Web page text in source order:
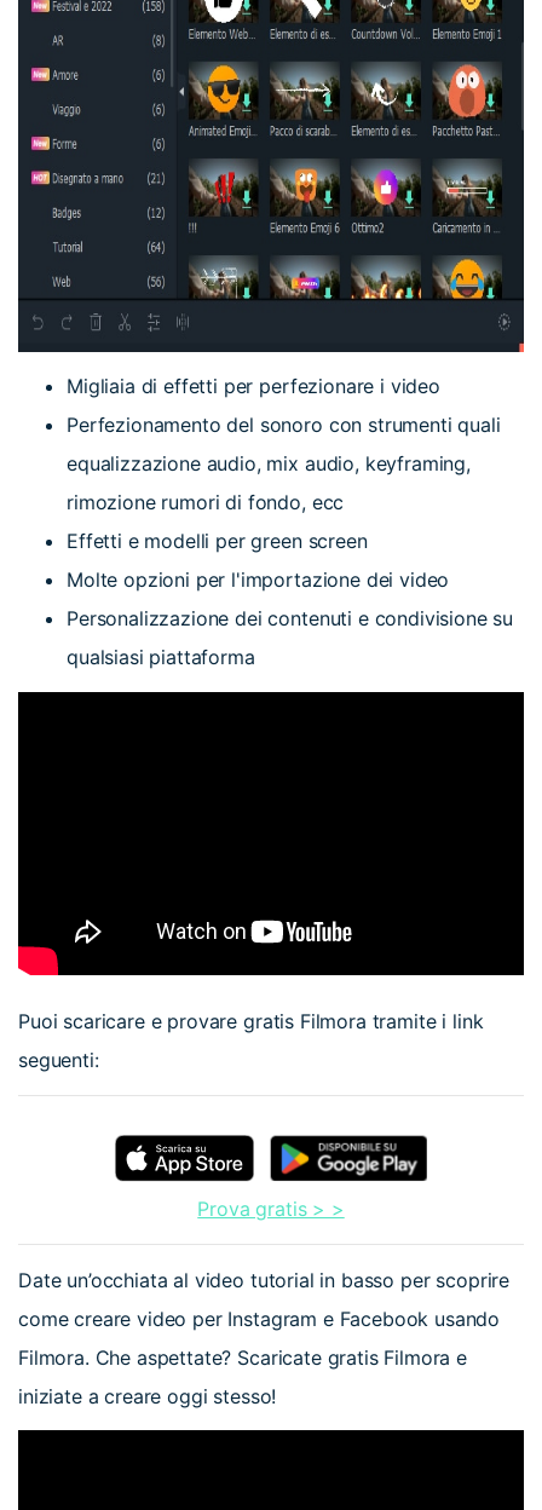
Migliaia di effetti per perfezionare i video
Perfezionamento del sonoro con strumenti quali
equalizzazione audio, mix audio, keyframing,
rimozione rumori di fondo, ecc
Effetti e modelli per green screen
Molte opzioni per l'importazione dei video
Personalizzazione dei contenuti e condivisione su
qualsiasi piattaforma
Puoi scaricare e provare gratis Filmora tramite i link
seguenti:
Prova gratis > >
Date un’occhiata al video tutorial in basso per scoprire
come creare video per Instagram e Facebook usando
Filmora. Che aspettate? Scaricate gratis Filmora e
iniziate a creare oggi stesso!